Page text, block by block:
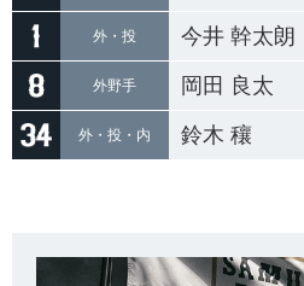
外・投 今井 幹太朗
外野手 岡田 良太
外・投・内 鈴木 穰